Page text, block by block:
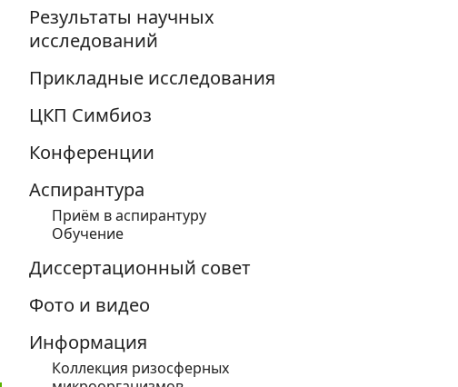
Результаты научных
исследований
Прикладные исследования
ЦКП Симбиоз
Конференции
Аспирантура
Приём в аспирантуру
Обучение
Диссертационный совет
Фото и видео
Информация
Коллекция ризосферных